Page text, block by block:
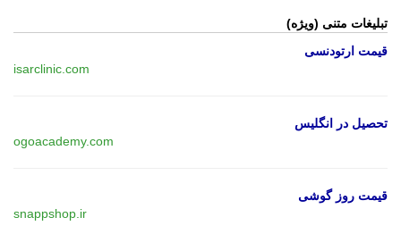
تبلیغات متنی (ویژه)
قیمت ارتودنسی
isarclinic.com
تحصیل در انگلیس
ogoacademy.com
قیمت روز گوشی
snappshop.ir